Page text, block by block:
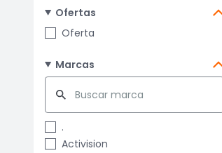
Ofertas
Oferta
Marcas
.
Activision